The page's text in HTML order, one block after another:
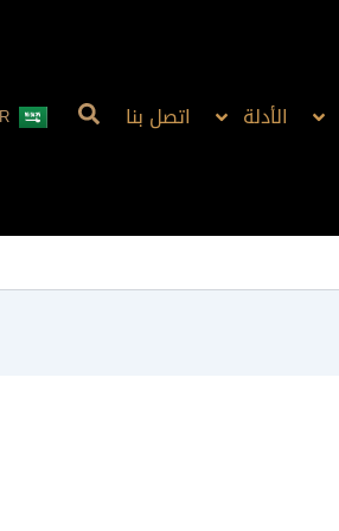
الأدلة اتصل بنا